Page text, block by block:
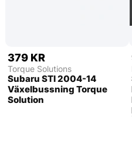
379 KR
Torque Solutions
Subaru STI 2004-14
Växelbussning Torque
Solution